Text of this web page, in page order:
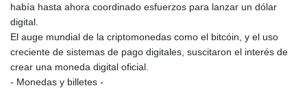
había hasta ahora coordinado esfuerzos para lanzar un dólar
digital.
El auge mundial de la criptomonedas como el bitcóin, y el uso
creciente de sistemas de pago digitales, suscitaron el interés de
crear una moneda digital oficial.
- Monedas y billetes -